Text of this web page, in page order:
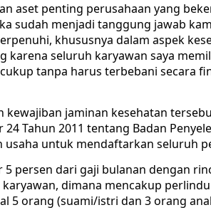
aset penting perusahaan yang
sudah menjadi tanggung jawab
khususnya dalam aspek
karena seluruh karyawan saya
tanpa harus terbebani secara
kewajiban jaminan kesehatan
Tahun 2011 tentang Badan
untuk mendaftarkan seluruh
persen dari gaji bulanan dengan
dimana mencakup
5 orang (suami/istri dan 3 orang